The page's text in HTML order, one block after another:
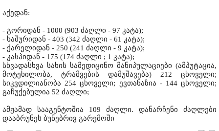
აქედან:
- გორიდან - 1000 (903 ძაღლი - 97 კატა);
- ხაშურიდან - 403 (342 ძაღლი - 61 კატა);
- ქარელიდან - 250 (241 ძაღლი - 9 კატა);
- კასპიდან - 175 (174 ძაღლი ; 1 კატა);
სხვადასხვა სახის სამედიცინო მანიპულაციები (ამპუტაცია,
მოტეხილობა, ტრამვების დამუშავება) 212 ცხოველი;
სიკვდილიანობა 254 ცხოველი; ევთანაზია - 144 ცხოველი;
გაჩუქებულია 52 ძაღლი;
ამჟამად სააგენტოშია 109 ძაღლი. დანარჩენი ძაღლები
დააბრუნეს ბუნებრივ გარემოში